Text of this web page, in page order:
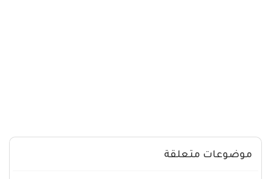
موضوعات متعلقة